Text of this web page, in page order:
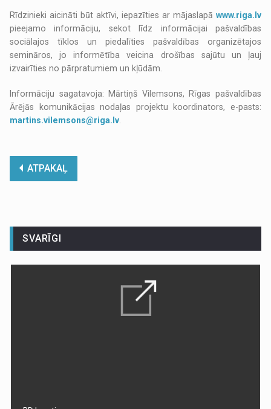
Rīdzinieki aicināti būt aktīvi, iepazīties ar mājaslapā www.riga.lv
pieejamo informāciju, sekot līdz informācijai pašvaldības
sociālajos tīklos un piedalīties pašvaldības organizētajos
semināros, jo informētība veicina drošības sajūtu un ļauj
izvairīties no pārpratumiem un kļūdām.
Informāciju sagatavoja: Mārtiņš Vilemsons, Rīgas pašvaldības
Ārējās komunikācijas nodaļas projektu koordinators, e-pasts:
martins.vilemsons@riga.lv.
ATPAKAĻ
SVARĪGI